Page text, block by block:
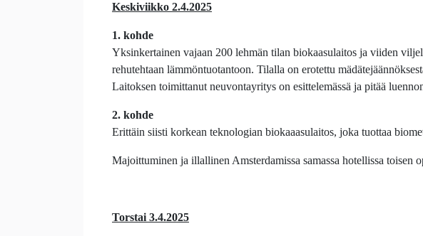
Keskiviikko 2.4.2025
1. kohde
Yksinkertainen vajaan 200 lehmän tilan biokaasulaitos ja viiden
rehutehtaan lämmöntuotantoon. Tilalla on erotettu
Laitoksen toimittanut neuvontayritys on esittelemässä ja pitää
2. kohde
Erittäin siisti korkean teknologian biokaaasulaitos, joka tuottaa
Majoittuminen ja illallinen Amsterdamissa samassa hotellissa toisen
Torstai 3.4.2025